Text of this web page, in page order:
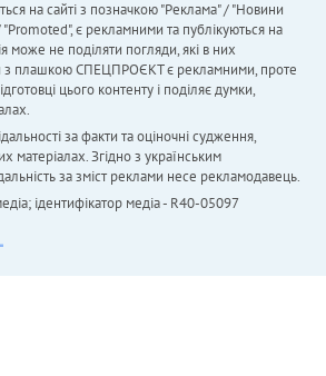
на сайті з позначкою "Реклама" / "Новини
є рекламними та публікуються на
може не поділяти погляди, які в них
з плашкою СПЕЦПРОЄКТ є рекламними, проте
цього контенту і поділяє думки,
за факти та оціночні судження,
матеріалах. Згідно з українським
за зміст реклами несе рекламодавець.
ідентифікатор медіа - R40-05097